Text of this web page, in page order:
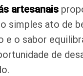
artesanais
simples ato de
o sabor
de